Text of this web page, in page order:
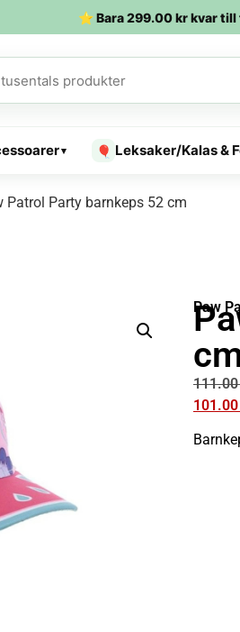
⭐ Bara299.00krkvar till
▾ 🎈 Leksaker/Kalas &
Party barnkeps 52 cm
Paw
101.00